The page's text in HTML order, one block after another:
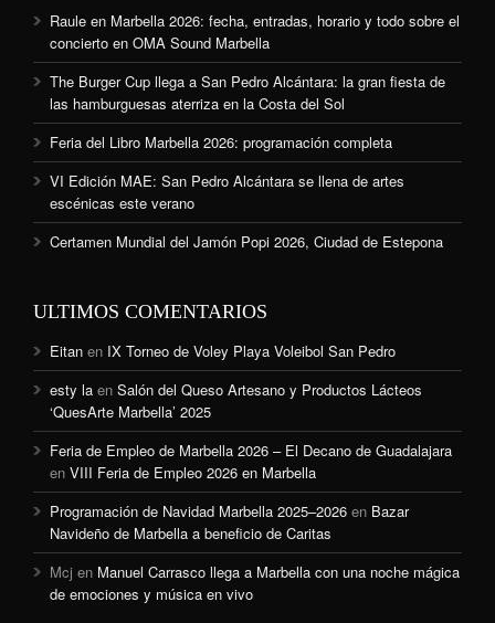
Raule en Marbella 2026: fecha, entradas, horario y todo sobre el
concierto en OMA Sound Marbella
The Burger Cup llega a San Pedro Alcántara: la gran fiesta de
las hamburguesas aterriza en la Costa del Sol
Feria del Libro Marbella 2026: programación completa
VI Edición MAE: San Pedro Alcántara se llena de artes
escénicas este verano
Certamen Mundial del Jamón Popi 2026, Ciudad de Estepona
ULTIMOS COMENTARIOS
Eitan en IX Torneo de Voley Playa Voleibol San Pedro
esty la en Salón del Queso Artesano y Productos Lácteos
‘QuesArte Marbella’ 2025
Feria de Empleo de Marbella 2026 – El Decano de Guadalajara
en VIII Feria de Empleo 2026 en Marbella
Programación de Navidad Marbella 2025–2026 en Bazar
Navideño de Marbella a beneficio de Caritas
Mcj en Manuel Carrasco llega a Marbella con una noche mágica
de emociones y música en vivo